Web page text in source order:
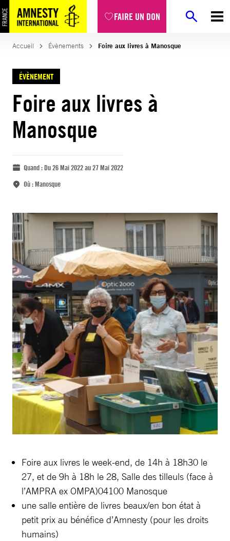
FAIRE UN DON
Accueil Évènements Foire aux livres à Manosque
ÉVÈNEMENT
Foire aux livres à
Manosque
Quand :Du 26 Mai 2022 au 27 Mai 2022
Où :Manosque
Foire aux livres le week-end, de 14h à 18h30 le
27, et de 9h à 18h le 28, Salle des tilleuls (face à
l’AMPRA ex OMPA)04100 Manosque
une salle entière de livres beaux/en bon état à
petit prix au bénéfice d’Amnesty (pour les droits
humains)